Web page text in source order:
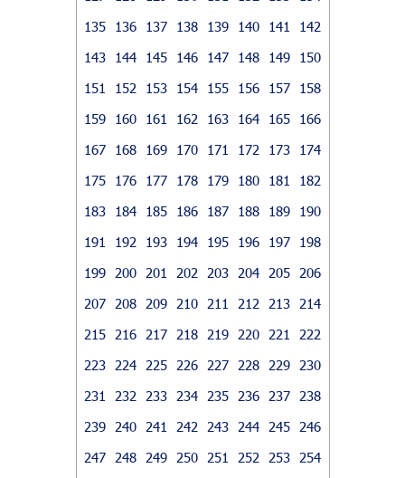
135
136 137 138 139 140 141
142
143
144 145 146 147 148 149
150
151
152 153 154 155 156 157
158
159
160 161 162 163 164 165
166
167
168 169 170 171 172 173
174
175
176 177 178 179 180 181
182
183
184 185 186 187 188 189
190
191
192 193 194 195 196 197
198
199
200 201 202 203 204 205
206
207
208 209 210 211 212 213
214
215
216 217 218 219 220 221
222
223
224 225 226 227 228 229
230
231
232 233 234 235 236 237
238
239
240 241 242 243 244 245
246
247
248 249 250 251 252 253
254